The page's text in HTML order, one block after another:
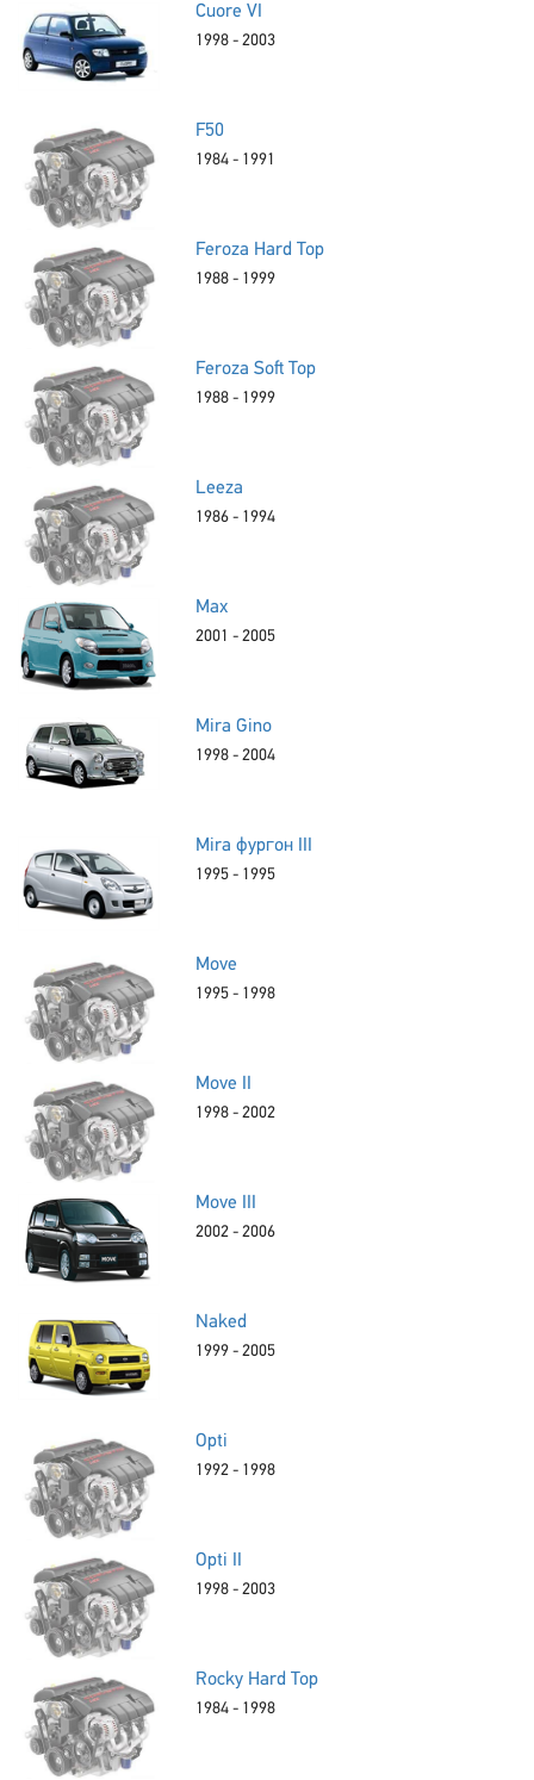
Cuore VI
1998 - 2003
F50
1984 - 1991
Feroza Hard Top
1988 - 1999
Feroza Soft Top
1988 - 1999
Leeza
1986 - 1994
Max
2001 - 2005
Mira Gino
1998 - 2004
Mira фургон III
1995 - 1995
Move
1995 - 1998
Move II
1998 - 2002
Move III
2002 - 2006
Naked
1999 - 2005
Opti
1992 - 1998
Opti II
1998 - 2003
Rocky Hard Top
1984 - 1998